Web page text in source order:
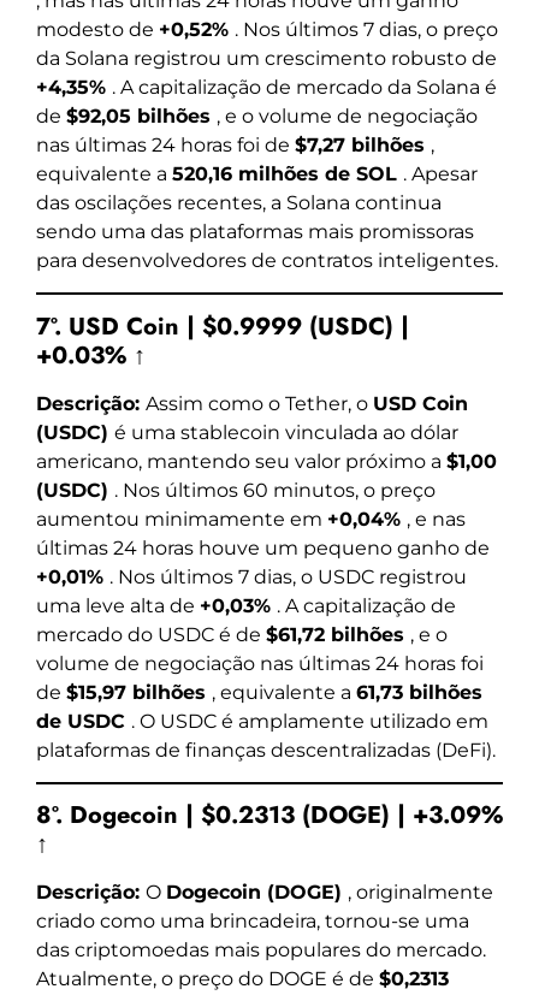
modesto de +0,52% . Nos últimos 7 dias, o preço
da Solana registrou um crescimento robusto de
+4,35% . A capitalização de mercado da Solana é
de $92,05 bilhões , e o volume de negociação
nas últimas 24 horas foi de $7,27 bilhões ,
equivalente a 520,16 milhões de SOL . Apesar
das oscilações recentes, a Solana continua
sendo uma das plataformas mais promissoras
para desenvolvedores de contratos inteligentes.
7º. USD Coin | $0.9999 (USDC) |
+0.03% ↑
Descrição: Assim como o Tether, o USD Coin
(USDC) é uma stablecoin vinculada ao dólar
americano, mantendo seu valor próximo a $1,00
(USDC) . Nos últimos 60 minutos, o preço
aumentou minimamente em +0,04% , e nas
últimas 24 horas houve um pequeno ganho de
+0,01% . Nos últimos 7 dias, o USDC registrou
uma leve alta de +0,03% . A capitalização de
mercado do USDC é de $61,72 bilhões , e o
volume de negociação nas últimas 24 horas foi
de $15,97 bilhões , equivalente a 61,73 bilhões
de USDC . O USDC é amplamente utilizado em
plataformas de finanças descentralizadas (DeFi).
8º. Dogecoin | $0.2313 (DOGE) | +3.09%
↑
Descrição: O Dogecoin (DOGE) , originalmente
criado como uma brincadeira, tornou-se uma
das criptomoedas mais populares do mercado.
Atualmente, o preço do DOGE é de $0,2313